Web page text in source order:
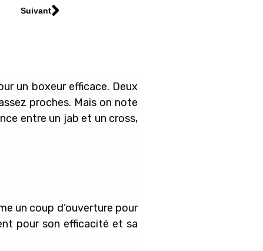
Suivant
un boxeur efficace. Deux
proches. Mais on note
entre un jab et un cross,
un coup d’ouverture pour
pour son efficacité et sa